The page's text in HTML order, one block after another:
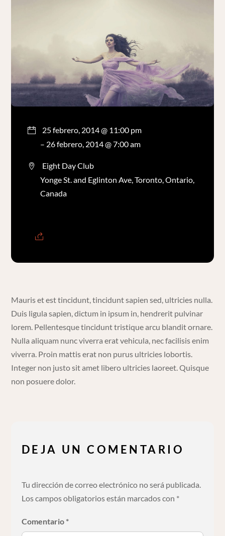
25 febrero, 2014 @ 11:00 pm
– 26 febrero, 2014 @ 7:00 am
Eight Day Club
Yonge St. and Eglinton Ave, Toronto, Ontario,
Canada
Mauris et est tincidunt, tincidunt sapien sed, ultricies nulla.
Duis ligula sapien, dictum in ipsum in, hendrerit pulvinar
lorem. Pellentesque tincidunt tristique arcu blandit ornare.
Nulla aliquam nunc viverra erat vehicula, nec facilisis enim
viverra. Proin mattis erat non purus ultricies lobortis.
Integer non justo sit amet libero ultricies laoreet. Quisque
non posuere dolor.
DEJA UN COMENTARIO
Tu dirección de correo electrónico no será publicada.
Los campos obligatorios están marcados con *
Comentario *